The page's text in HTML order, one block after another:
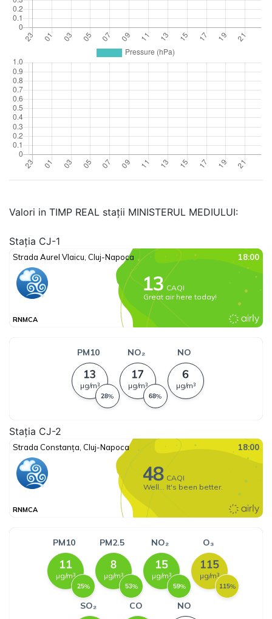
Valori in TIMP REAL stații MINISTERUL MEDIULUI:
Stația CJ-1
Stația CJ-2